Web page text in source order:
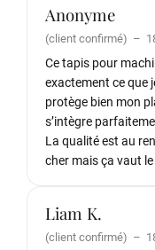
Anonyme
(client confirmé) –
Ce tapis pour
exactement ce que
protège bien mon
s’intègre
La qualité est au
cher mais ça vaut
Liam K.
(client confirmé) –